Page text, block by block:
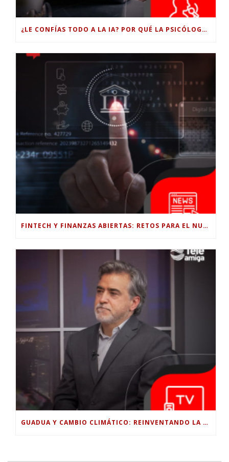
¿LE CONFÍAS TODO A LA IA? POR QUÉ LA PSICÓLOGA DICE QUE ESO PUEDE COSTARTE TUS PROPIAS HABILIDADES
FINTECH Y FINANZAS ABIERTAS: RETOS PARA EL NUEVO GOBIERNO COLOMBIANO
GUADUA Y CAMBIO CLIMÁTICO: REINVENTANDO LA CONSTRUCCIÓN SOSTENIBLE EN COLOMBIA